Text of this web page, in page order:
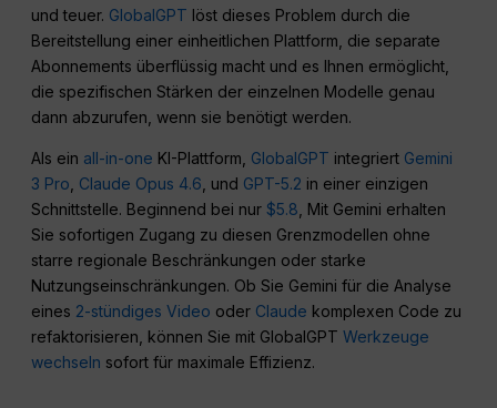
und teuer. GlobalGPT löst dieses Problem durch die
Bereitstellung einer einheitlichen Plattform, die separate
Abonnements überflüssig macht und es Ihnen ermöglicht,
die spezifischen Stärken der einzelnen Modelle genau
dann abzurufen, wenn sie benötigt werden.
Als ein all-in-one KI-Plattform, GlobalGPT integriert Gemini
3 Pro Claude Opus 4.6 , und GPT-5.2 in einer einzigen
Schnittstelle. Beginnend bei nur$5.8 , Mit Gemini erhalten
Sie sofortigen Zugang zu diesen Grenzmodellen ohne
starre regionale Beschränkungen oder starke
Nutzungseinschränkungen. Ob Sie Gemini für die Analyse
eines 2-stündiges Video oder Claude komplexen Code zu
refaktorisieren, können Sie mit GlobalGPTWerkzeuge
wechseln sofort für maximale Effizienz.